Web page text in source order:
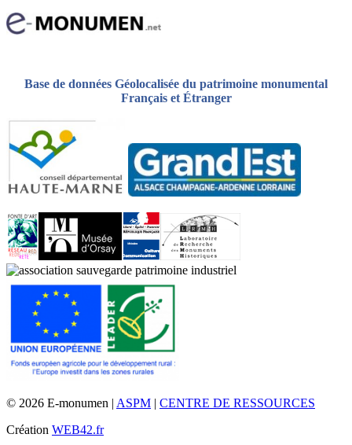
Base de données Géolocalisée du patrimoine monumental
Français et Étranger
© 2026 E-monumen | ASPM | CENTRE DE RESSOURCES
Création WEB42.fr